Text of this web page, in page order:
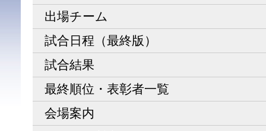
出場チーム
試合日程（最終版）
試合結果
最終順位・表彰者一覧
会場案内